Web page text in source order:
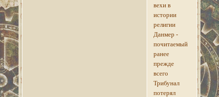
вехи в
истории
религии
Данмер -
почитаемый
ранее
прежде
всего
Трибунал
потерял